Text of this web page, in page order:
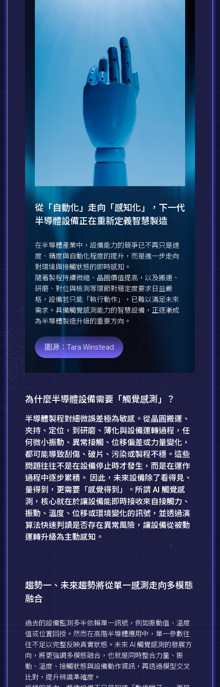
從「自動化」走向「感知化」，下一代
半導體設備正在重新定義智慧製造
在半導體產業中，設備能力的競爭已不再只是速
度、精度與自動化程度的提升，而是進一步走向
對環境與接觸狀態的即時感知。
隨著製程持續微縮、晶圓價值提高，以及搬運、
研磨、對位與檢測等環節對穩定度要求日益嚴
格，設備若只能「執行動作」，已難以滿足未來
需求。具備觸覺感測能力的智慧設備，正逐漸成
為半導體製造升級的重要方向。
圖源：Tara Winstead
為什麼半導體設備需要「觸覺感測」？
半導體製程對細微誤差極為敏感。從晶圓搬運、
夾持、定位，到研磨、薄化與設備運轉過程，任
何微小振動、異常接觸、位移偏差或力量變化，
都可能導致刮傷、破片、污染或製程不穩。這些
問題往往不是在設備停止時才發生，而是在運作
過程中逐步累積。 因此，未來設備除了看得見、
量得到，更需要「感覺得到」。所謂 AI 觸覺感
測，核心就在於讓設備能即時接收來自接觸力、
振動、溫度、位移或環境變化的訊號，並透過演
算法快速判讀是否存在異常風險，讓設備從被動
運轉升級為主動感知。
趨勢一、未來趨勢將從單一感測走向多模態
融合
過去的設備監測多半依賴單一訊號，例如振動值、溫度
值或位置回授。然而在高階半導體應用中，單一參數往
往不足以完整反映真實狀態。未來 AI 觸覺感測的發展方
向，將更強調多模態融合，也就是同時整合力量、振
動、溫度、接觸狀態與設備動作資訊，再透過模型交叉
比對，提升辨識準確度。